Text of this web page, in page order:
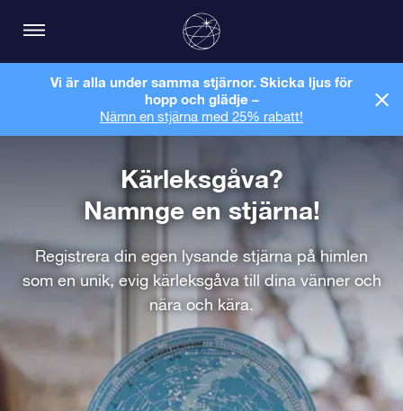
Vi är alla under samma stjärnor. Skicka ljus för
hopp och glädje –
Nämn en stjärna med 25% rabatt!
Kärleksgåva?
Namnge en stjärna!
Registrera din egen lysande stjärna på himlen
som en unik, evig kärleksgåva till dina vänner och
nära och kära.